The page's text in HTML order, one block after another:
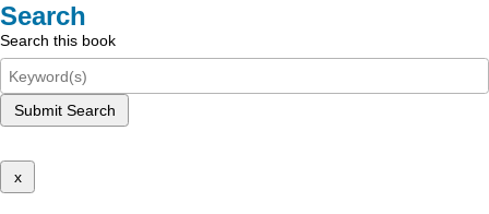
Search
Search this book
Submit Search
x